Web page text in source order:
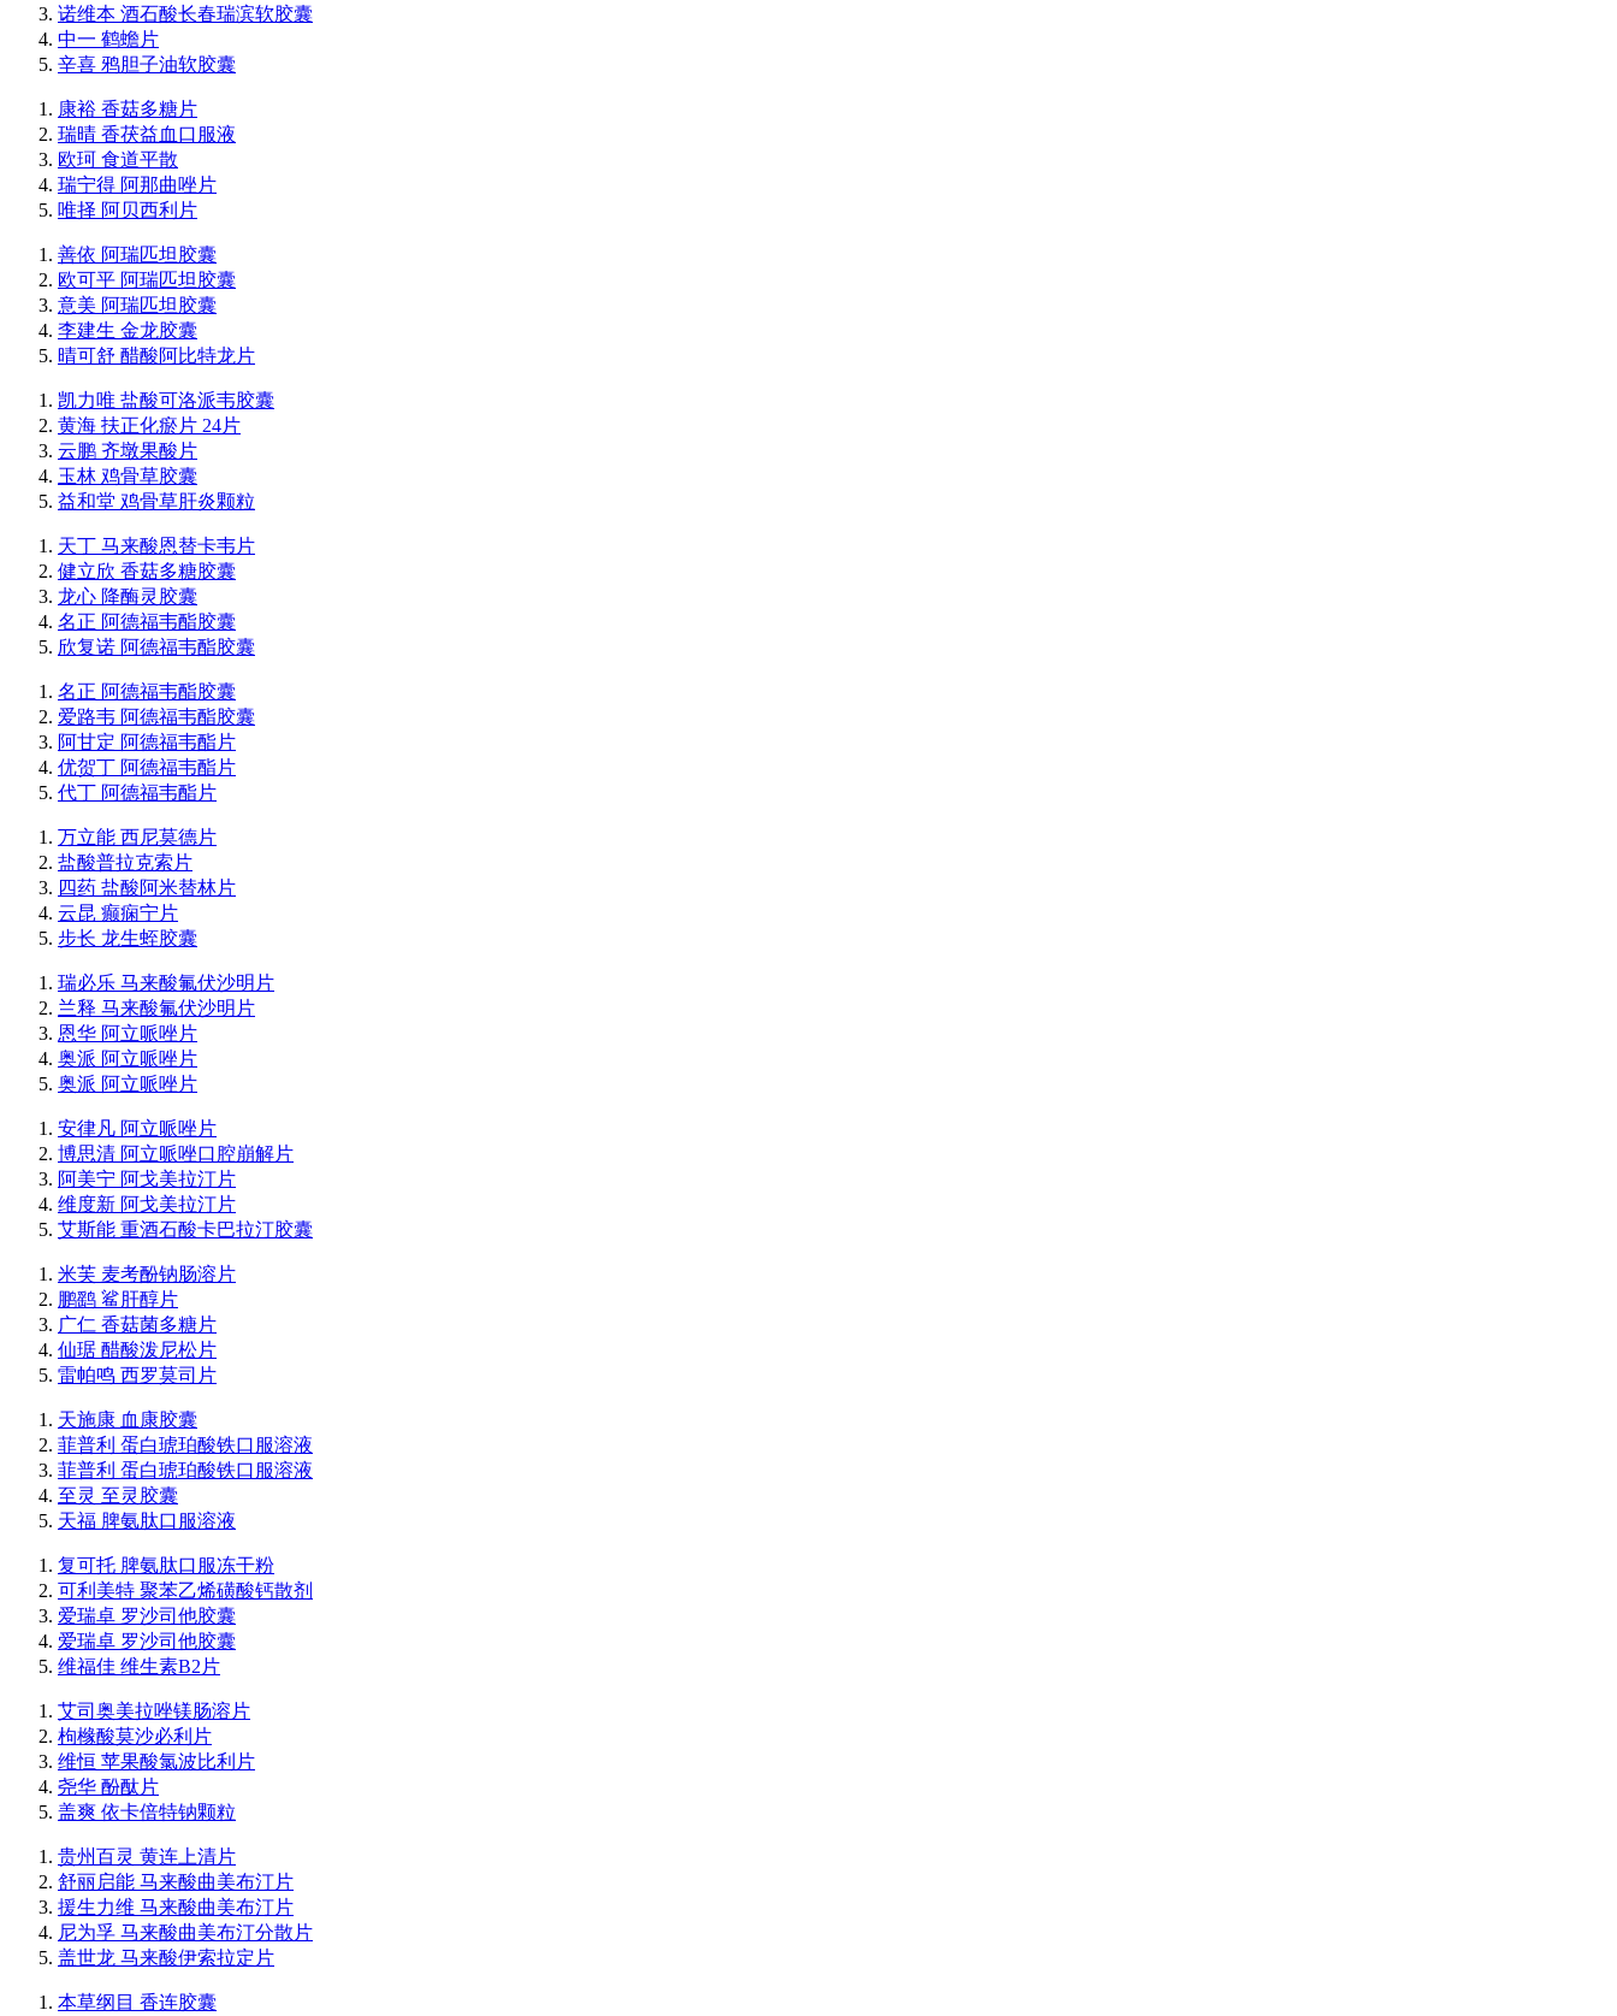
诺维本 酒石酸长春瑞滨软胶囊
中一 鹤蟾片
辛喜 鸦胆子油软胶囊
康裕 香菇多糖片
瑞晴 香茯益血口服液
欧珂 食道平散
瑞宁得 阿那曲唑片
唯择 阿贝西利片
善依 阿瑞匹坦胶囊
欧可平 阿瑞匹坦胶囊
意美 阿瑞匹坦胶囊
李建生 金龙胶囊
晴可舒 醋酸阿比特龙片
凯力唯 盐酸可洛派韦胶囊
黄海 扶正化瘀片 24片
云鹏 齐墩果酸片
玉林 鸡骨草胶囊
益和堂 鸡骨草肝炎颗粒
天丁 马来酸恩替卡韦片
健立欣 香菇多糖胶囊
龙心 降酶灵胶囊
名正 阿德福韦酯胶囊
欣复诺 阿德福韦酯胶囊
名正 阿德福韦酯胶囊
爱路韦 阿德福韦酯胶囊
阿甘定 阿德福韦酯片
优贺丁 阿德福韦酯片
代丁 阿德福韦酯片
万立能 西尼莫德片
盐酸普拉克索片
四药 盐酸阿米替林片
云昆 癫痫宁片
步长 龙生蛭胶囊
瑞必乐 马来酸氟伏沙明片
兰释 马来酸氟伏沙明片
恩华 阿立哌唑片
奥派 阿立哌唑片
奥派 阿立哌唑片
安律凡 阿立哌唑片
博思清 阿立哌唑口腔崩解片
阿美宁 阿戈美拉汀片
维度新 阿戈美拉汀片
艾斯能 重酒石酸卡巴拉汀胶囊
米芙 麦考酚钠肠溶片
鹏鹞 鲨肝醇片
广仁 香菇菌多糖片
仙琚 醋酸泼尼松片
雷帕鸣 西罗莫司片
天施康 血康胶囊
菲普利 蛋白琥珀酸铁口服溶液
菲普利 蛋白琥珀酸铁口服溶液
至灵 至灵胶囊
天福 脾氨肽口服溶液
复可托 脾氨肽口服冻干粉
可利美特 聚苯乙烯磺酸钙散剂
爱瑞卓 罗沙司他胶囊
爱瑞卓 罗沙司他胶囊
维福佳 维生素B2片
艾司奥美拉唑镁肠溶片
枸橼酸莫沙必利片
维恒 苹果酸氯波比利片
尧华 酚酞片
盖爽 依卡倍特钠颗粒
贵州百灵 黄连上清片
舒丽启能 马来酸曲美布汀片
援生力维 马来酸曲美布汀片
尼为孚 马来酸曲美布汀分散片
盖世龙 马来酸伊索拉定片
本草纲目 香连胶囊